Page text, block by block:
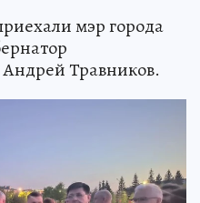
мэр города
Травников.